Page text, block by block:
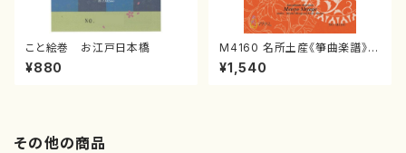
こと絵巻 お江戸日本橋
¥880
M4160 名所土産《箏曲楽譜》
（箏/宮城喜代子・宮城数江著・
宮城宗家監修/箏曲古典楽譜）
¥1,540
その他の商品